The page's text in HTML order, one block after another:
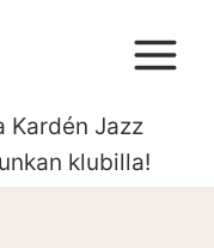
Kardén Jazz
klubilla!